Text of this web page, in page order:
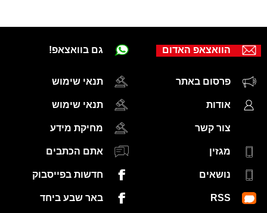
גם בוואצאפ!
תנאי שימוש
תנאי שימוש
מחיקת מידע
אתם הכתבים
חדשות בפייסבוק
באר שבע ביחד
הוואצאפ האדום
פרסום באתר
אודות
צור קשר
מגזין
נושאים
RSS